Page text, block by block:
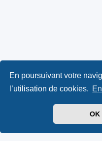
En poursuivant votre
l’utilisation de cookies.
OK